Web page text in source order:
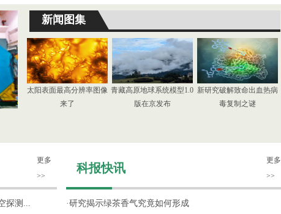
新闻图集
太阳表面最高分辨率图像
来了
青藏高原地球系统模型1.0
版在京发布
新研究破解致命出血热病
毒复制之谜
更多
>>
探测...
科报快讯
更多
>>
·研究揭示绿茶香气究竟如何形成